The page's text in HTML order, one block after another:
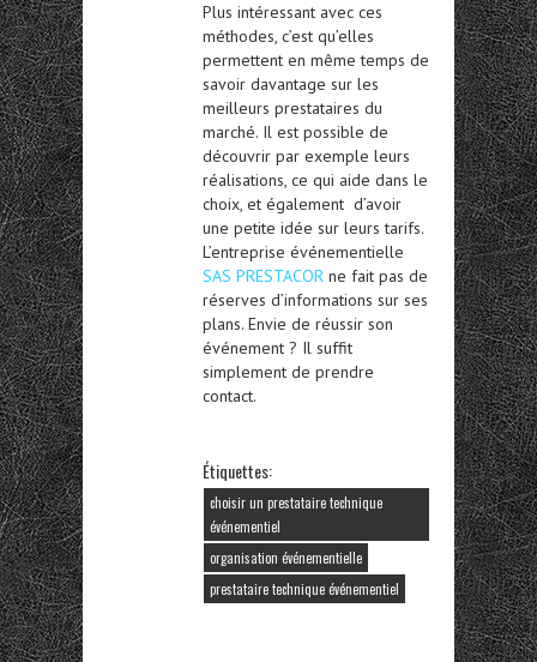
Plus intéressant avec ces
méthodes, c’est qu’elles
permettent en même temps de
savoir davantage sur les
meilleurs prestataires du
marché. Il est possible de
découvrir par exemple leurs
réalisations, ce qui aide dans le
choix, et également d’avoir
une petite idée sur leurs tarifs.
L’entreprise événementielle
SAS PRESTACOR ne fait pas de
réserves d’informations sur ses
plans. Envie de réussir son
événement ? Il suffit
simplement de prendre
contact.
Étiquettes:
choisir un prestataire technique
événementiel
organisation événementielle
prestataire technique événementiel